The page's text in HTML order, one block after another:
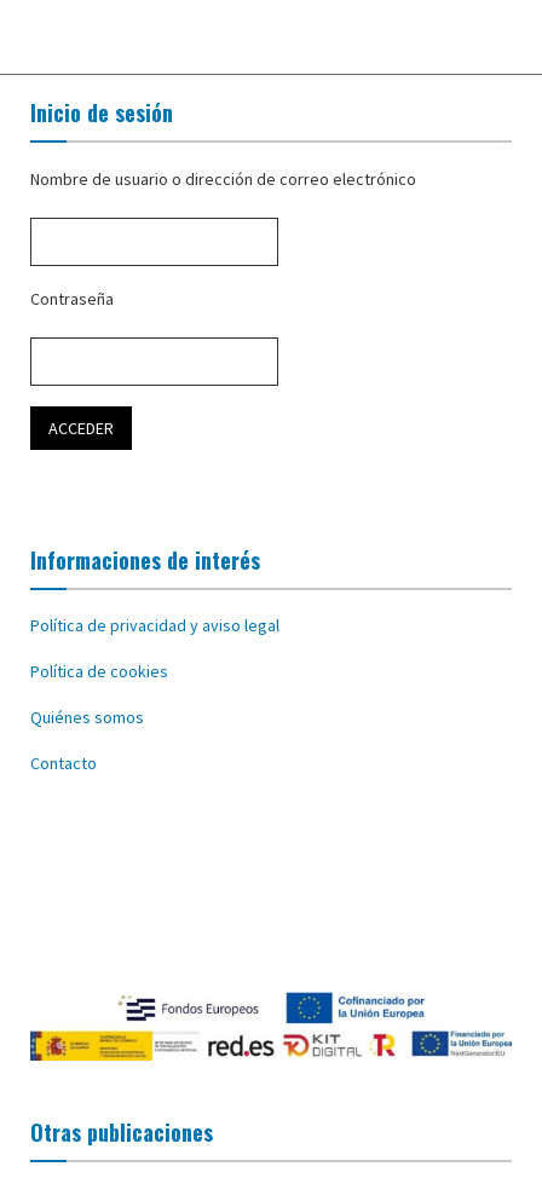
Inicio de sesión
Nombre de usuario o dirección de correo electrónico
Contraseña
Informaciones de interés
Política de privacidad y aviso legal
Política de cookies
Quiénes somos
Contacto
Otras publicaciones